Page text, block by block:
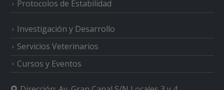
Protocolos de Estabilidad
Investigación y Desarrollo
Servicios Veterinarios
Cursos y Eventos